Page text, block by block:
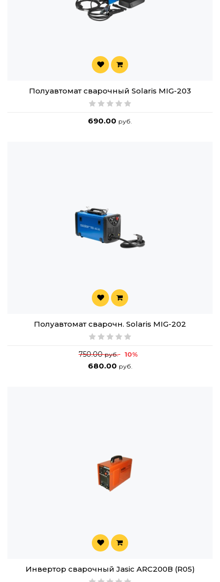
Полуавтомат сварочный Solaris MIG-203
690.00 руб.
Полуавтомат сварочн. Solaris MIG-202
750.00руб. 10%
680.00 руб.
Инвертор сварочный Jasic ARC200В (R05)